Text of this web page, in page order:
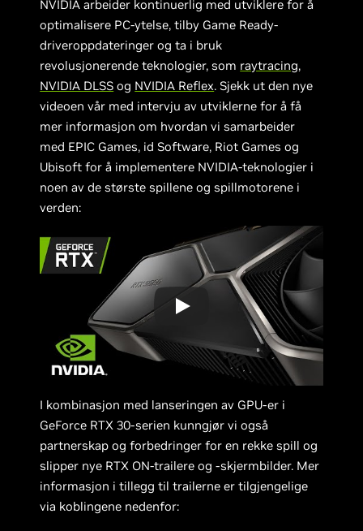
NVIDIA arbeider kontinuerlig med utviklere for å
optimalisere PC-ytelse, tilby Game Ready-
driveroppdateringer og ta i bruk
revolusjonerende teknologier, som raytracing,
NVIDIA DLSS og NVIDIA Reflex. Sjekk ut den nye
videoen vår med intervju av utviklerne for å få
mer informasjon om hvordan vi samarbeider
med EPIC Games, id Software, Riot Games og
Ubisoft for å implementere NVIDIA-teknologier i
noen av de største spillene og spillmotorene i
verden:
I kombinasjon med lanseringen av GPU-er i
GeForce RTX 30-serien kunngjør vi også
partnerskap og forbedringer for en rekke spill og
slipper nye RTX ON-trailere og -skjermbilder. Mer
informasjon i tillegg til trailerne er tilgjengelige
via koblingene nedenfor: